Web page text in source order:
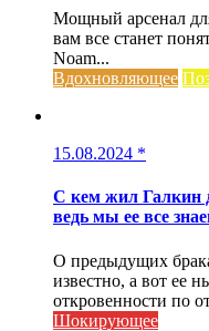
Мощный арсенал
вам все станет
Noam...
Вдохновляющее
15.08.2024 *
С кем жил Галкин
ведь мы ее все
О предыдущих
известно, а вот ее
откровенности по
Шокирующее